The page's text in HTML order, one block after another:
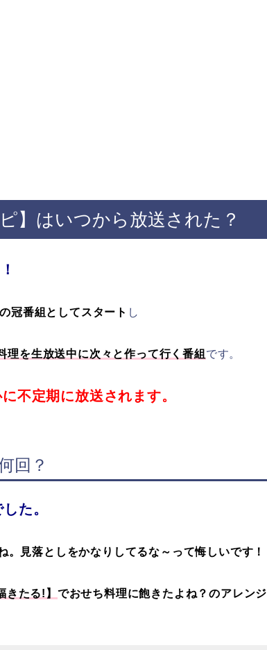
】はいつから放送された？
冠番組としてスタート し
を生放送中に次々と作って行く番組 です。
不定期に放送されます。
回？
た。
見落としをかなりしてるな～って悔しいです！
きたる!】 でおせち料理に飽きたよね？のアレンジ